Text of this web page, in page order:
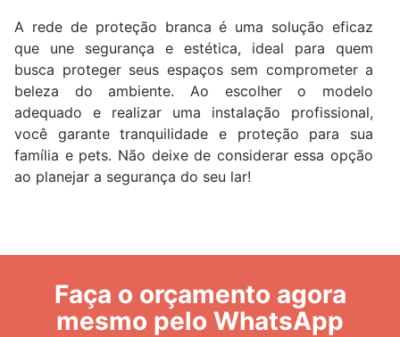
A rede de proteção branca é uma solução eficaz
que une segurança e estética, ideal para quem
busca proteger seus espaços sem comprometer a
beleza do ambiente. Ao escolher o modelo
adequado e realizar uma instalação profissional,
você garante tranquilidade e proteção para sua
família e pets. Não deixe de considerar essa opção
ao planejar a segurança do seu lar!
Faça o orçamento agora
mesmo pelo WhatsApp